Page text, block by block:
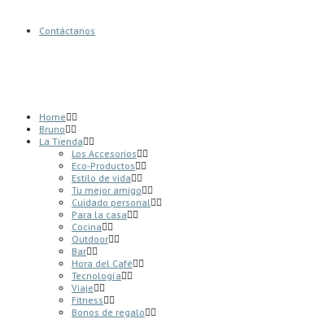
Contáctanos
Home
Bruno
La Tienda
Los Accesorios
Eco-Productos
Estilo de vida
Tu mejor amigo
Cuidado personal
Para la casa
Cocina
Outdoor
Bar
Hora del Café
Tecnología
Viaje
Fitness
Bonos de regalo